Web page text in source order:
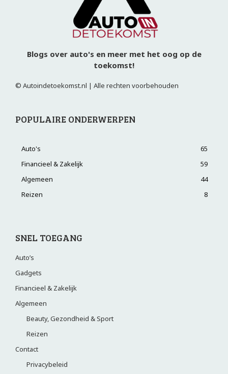
Blogs over auto's en meer met het oog op de
toekomst!
© Autoindetoekomst.nl | Alle rechten voorbehouden
POPULAIRE ONDERWERPEN
Auto's
65
Financieel & Zakelijk
59
Algemeen
44
Reizen
8
SNEL TOEGANG
Auto’s
Gadgets
Financieel & Zakelijk
Algemeen
Beauty, Gezondheid & Sport
Reizen
Contact
Privacybeleid